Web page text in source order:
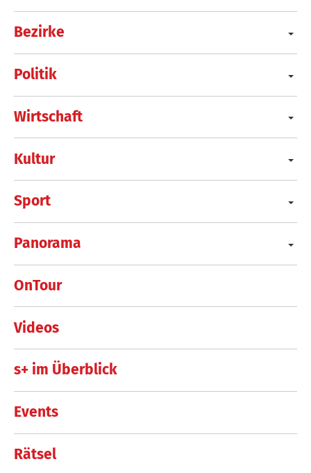
Bezirke
Politik
Wirtschaft
Kultur
Sport
Panorama
OnTour
Videos
s+ im Überblick
Events
Rätsel